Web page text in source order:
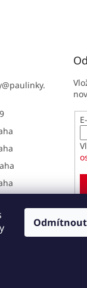
Odmítnout
@paulinky.